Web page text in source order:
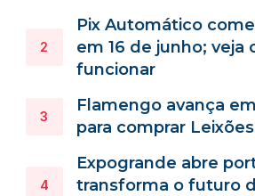
Pix Automático
em 16 de junho; veja
funcionar
Flamengo avança
para comprar
Expogrande abre
transforma o futuro